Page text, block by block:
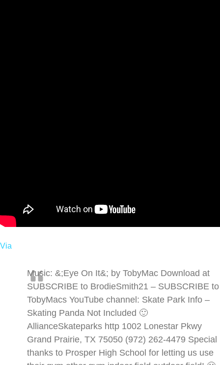
Via
Music: &;Eye On It&; by TobyMac Download at
SUBSCRIBE to BrodieSmith21 – SUBSCRIBE to
TobyMacs YouTube channel: Skate Park Info –
Skating Panda Not Included 🙂
AllianceSkateparks http 1002 Lonestar Pkwy
Grand Prairie, TX 75050 (972) 262-4479 Special
thanks to Prosper High School for letting us use